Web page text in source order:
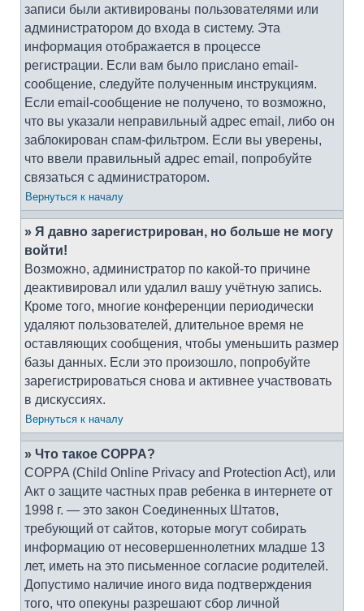
записи были активированы пользователями или
администратором до входа в систему. Эта
информация отображается в процессе
регистрации. Если вам было прислано email-
сообщение, следуйте полученным инструкциям.
Если email-сообщение не получено, то возможно,
что вы указали неправильный адрес email, либо он
заблокирован спам-фильтром. Если вы уверены,
что ввели правильный адрес email, попробуйте
связаться с администратором.
Вернуться к началу
» Я давно зарегистрирован, но больше не могу
войти!
Возможно, администратор по какой-то причине
деактивировал или удалил вашу учётную запись.
Кроме того, многие конференции периодически
удаляют пользователей, длительное время не
оставляющих сообщения, чтобы уменьшить размер
базы данных. Если это произошло, попробуйте
зарегистрироваться снова и активнее участвовать
в дискуссиях.
Вернуться к началу
» Что такое COPPA?
COPPA (Child Online Privacy and Protection Act), или
Акт о защите частных прав ребенка в интернете от
1998 г. — это закон Соединенных Штатов,
требующий от сайтов, которые могут собирать
информацию от несовершеннолетних младше 13
лет, иметь на это письменное согласие родителей.
Допустимо наличие иного вида подтверждения
того, что опекуны разрешают сбор личной